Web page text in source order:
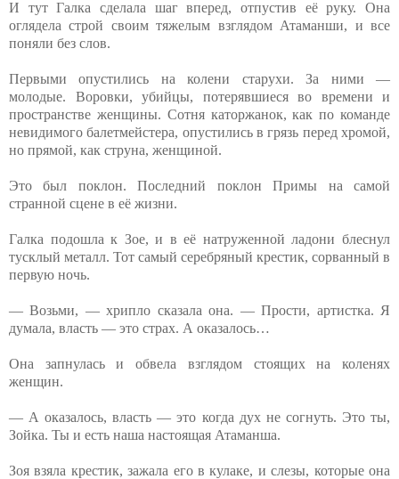
И тут Галка сделала шаг вперед, отпустив её руку. Она
оглядела строй своим тяжелым взглядом Атаманши, и все
поняли без слов.
Первыми опустились на колени старухи. За ними —
молодые. Воровки, убийцы, потерявшиеся во времени и
пространстве женщины. Сотня каторжанок, как по команде
невидимого балетмейстера, опустились в грязь перед хромой,
но прямой, как струна, женщиной.
Это был поклон. Последний поклон Примы на самой
странной сцене в её жизни.
Галка подошла к Зое, и в её натруженной ладони блеснул
тусклый металл. Тот самый серебряный крестик, сорванный в
первую ночь.
— Возьми, — хрипло сказала она. — Прости, артистка. Я
думала, власть — это страх. А оказалось…
Она запнулась и обвела взглядом стоящих на коленях
женщин.
— А оказалось, власть — это когда дух не согнуть. Это ты,
Зойка. Ты и есть наша настоящая Атаманша.
Зоя взяла крестик, зажала его в кулаке, и слезы, которые она